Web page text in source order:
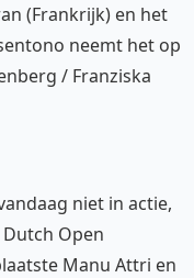
(Frankrijk) en het
neemt het op
/ Franziska
niet in actie,
Open
Manu Attri en